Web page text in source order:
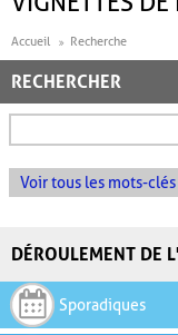
Accueil Recherche
RECHERCHER
Voir tous les mots-clés
DÉROULEMENT DE
Sporadiques